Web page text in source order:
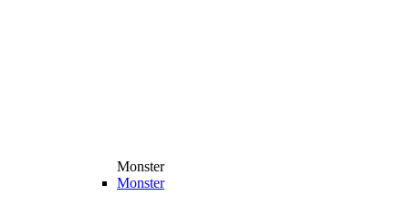
Monster
Monster